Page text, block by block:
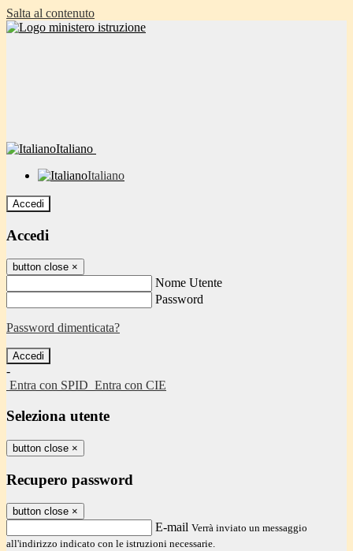
Salta al contenuto
Italiano
Italiano
Accedi
Accedi
button close ×
Nome Utente
Password
Password dimenticata?
-
Entra con SPID Entra con CIE
Seleziona utente
button close ×
Recupero password
button close ×
E-mail Verrà inviato un messaggio
all'indirizzo indicato con le istruzioni necessarie.